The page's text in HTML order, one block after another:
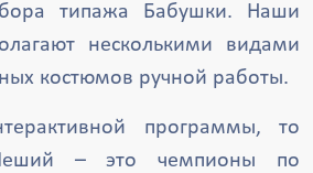
типажа Бабушки. Наши
несколькими видами
костюмов ручной работы.
программы, то
– это чемпионы по